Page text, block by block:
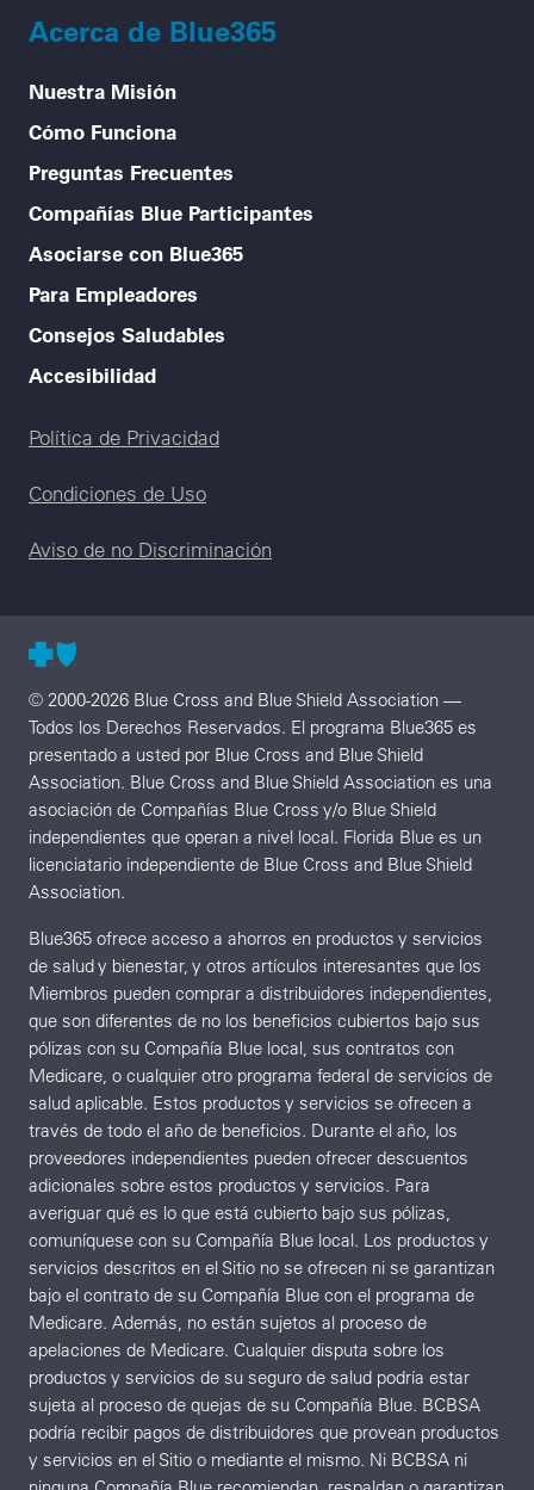
Acerca de Blue365
Nuestra Misión
Cómo Funciona
Preguntas Frecuentes
Compañías Blue Participantes
Asociarse con Blue365
Para Empleadores
Consejos Saludables
Accesibilidad
Legal menu
Política de Privacidad
Condiciones de Uso
Aviso de no Discriminación
© 2000-2026 Blue Cross and Blue Shield Association —
Todos los Derechos Reservados. El programa Blue365 es
presentado a usted por Blue Cross and Blue Shield
Association. Blue Cross and Blue Shield Association es una
asociación de Compañías Blue Cross y/o Blue Shield
independientes que operan a nivel local. Florida Blue es un
licenciatario independiente de Blue Cross and Blue Shield
Association.
Blue365 ofrece acceso a ahorros en productos y servicios
de salud y bienestar, y otros artículos interesantes que los
Miembros pueden comprar a distribuidores independientes,
que son diferentes de no los beneficios cubiertos bajo sus
pólizas con su Compañía Blue local, sus contratos con
Medicare, o cualquier otro programa federal de servicios de
salud aplicable. Estos productos y servicios se ofrecen a
través de todo el año de beneficios. Durante el año, los
proveedores independientes pueden ofrecer descuentos
adicionales sobre estos productos y servicios. Para
averiguar qué es lo que está cubierto bajo sus pólizas,
comuníquese con su Compañía Blue local. Los productos y
servicios descritos en el Sitio no se ofrecen ni se garantizan
bajo el contrato de su Compañía Blue con el programa de
Medicare. Además, no están sujetos al proceso de
apelaciones de Medicare. Cualquier disputa sobre los
productos y servicios de su seguro de salud podría estar
sujeta al proceso de quejas de su Compañía Blue. BCBSA
podría recibir pagos de distribuidores que provean productos
y servicios en el Sitio o mediante el mismo. Ni BCBSA ni